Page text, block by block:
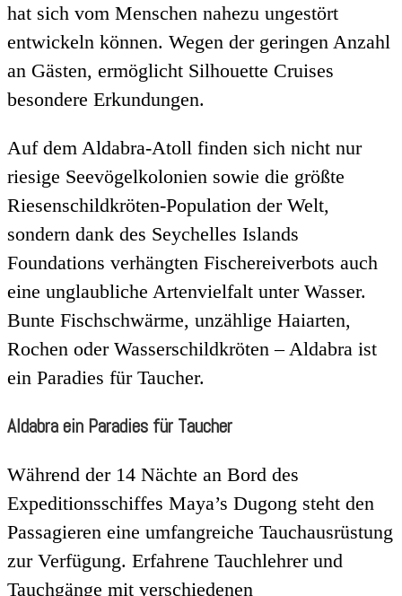
hat sich vom Menschen nahezu ungestört
entwickeln können. Wegen der geringen Anzahl
an Gästen, ermöglicht Silhouette Cruises
besondere Erkundungen.
Auf dem Aldabra-Atoll finden sich nicht nur
riesige Seevögelkolonien sowie die größte
Riesenschildkröten-Population der Welt,
sondern dank des Seychelles Islands
Foundations verhängten Fischereiverbots auch
eine unglaubliche Artenvielfalt unter Wasser.
Bunte Fischschwärme, unzählige Haiarten,
Rochen oder Wasserschildkröten – Aldabra ist
ein Paradies für Taucher.
Aldabra ein Paradies für Taucher
Während der 14 Nächte an Bord des
Expeditionsschiffes Maya’s Dugong steht den
Passagieren eine umfangreiche Tauchausrüstung
zur Verfügung. Erfahrene Tauchlehrer und
Tauchgänge mit verschiedenen